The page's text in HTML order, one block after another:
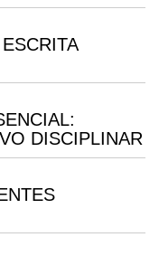
DISCIPLINAR